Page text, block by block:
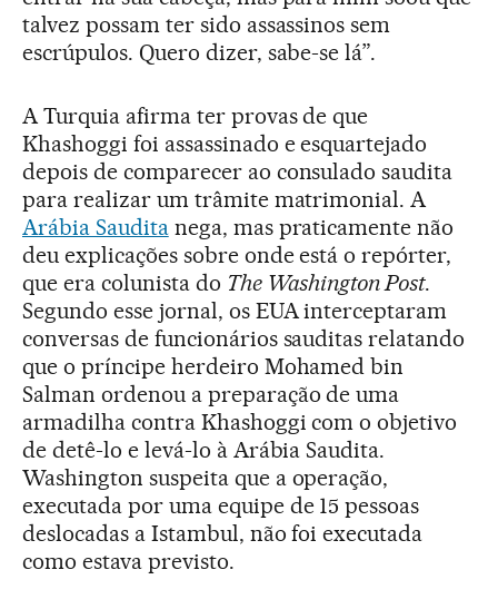
talvez possam ter sido assassinos sem
escrúpulos. Quero dizer, sabe-se lá”.
A Turquia afirma ter provas de que
Khashoggi foi assassinado e esquartejado
depois de comparecer ao consulado saudita
para realizar um trâmite matrimonial. A
Arábia Sauditanega, mas praticamente não
deu explicações sobre onde está o repórter,
que era colunista do The Washington Post.
Segundo esse jornal, os EUA interceptaram
conversas de funcionários sauditas relatando
que o príncipe herdeiro Mohamed bin
Salman ordenou a preparação de uma
armadilha contra Khashoggi com o objetivo
de detê-lo e levá-lo à Arábia Saudita.
Washington suspeita que a operação,
executada por uma equipe de 15 pessoas
deslocadas a Istambul, não foi executada
como estava previsto.